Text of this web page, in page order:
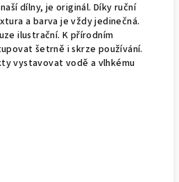
dílny, je originál. Díky ruční
a barva je vždy jedinečná.
ilustrační. K přírodním
šetrně i skrze používání.
vystavovat vodě a vlhkému